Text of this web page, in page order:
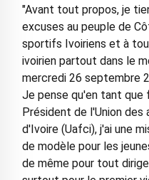
"Avant tout propos, je
excuses au peuple de
sportifs Ivoiriens et à
ivoirien partout dans le
mercredi 26 septembre
Je pense qu'en tant
Président de l'Union
d'Ivoire (Uafci), j'ai une
de modèle pour les
de même pour tout